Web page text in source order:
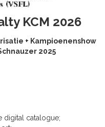
KCM 2026
+ Kampioenenshow
2025
digital catalogue;